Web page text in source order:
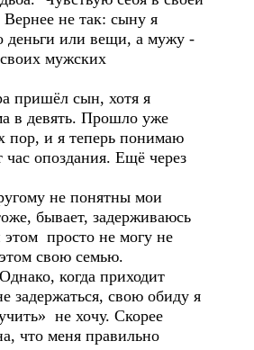
не так: сыну я
деньги или вещи, а мужу -
мужских
пришёл сын, хотя я
в девять. Прошло уже
пор, и я теперь понимаю
час опоздания. Ещё через
не понятны мои
бывает, задерживаюсь
этом просто не могу не
свою семью.
когда приходит
задержаться, свою обиду я
не хочу. Скорее
что меня правильно